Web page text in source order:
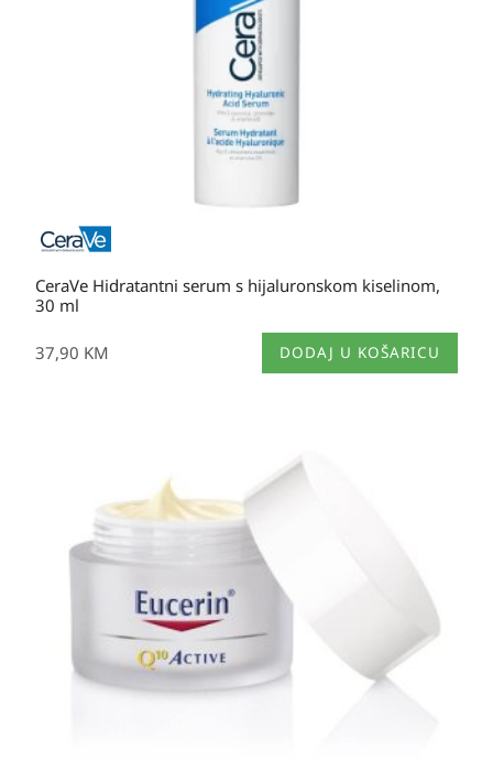
CeraVe Hidratantni serum s hijaluronskom kiselinom,
30 ml
37,90 KM DODAJ U KOŠARICU